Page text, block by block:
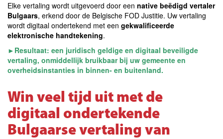
Elke vertaling wordt uitgevoerd door een native beëdigd vertaler
Bulgaars, erkend door de Belgische FOD Justitie. Uw vertaling
wordt digitaal ondertekend met een gekwalificeerde
elektronische handtekening.
► Resultaat: een juridisch geldige en digitaal beveiligde
vertaling, onmiddellijk bruikbaar bij uw gemeente en
overheidsinstanties in binnen- en buitenland.
Win veel tijd uit met de
digitaal ondertekende
Bulgaarse vertaling van